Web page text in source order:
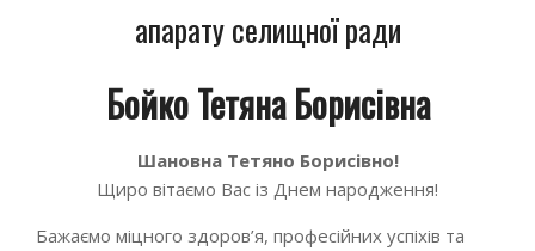
апарату селищної ради
Бойко Тетяна Борисівна
Шановна Тетяно Борисівно!
Щиро вітаємо Вас із Днем народження!
Бажаємо міцного здоров’я, професійних успіхів та